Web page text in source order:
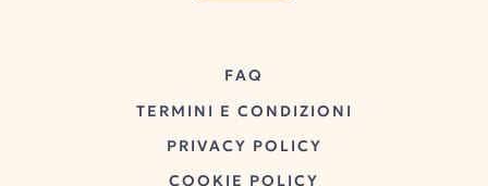
FAQ
TERMINI E CONDIZIONI
PRIVACY POLICY
COOKIE POLICY